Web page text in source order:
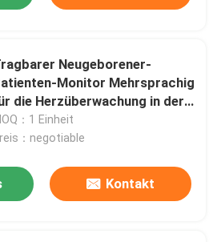
Neugeborener-
Monitor Mehrsprachig
die Herzüberwachung in der
：1 Einheit
：negotiable
Kontakt